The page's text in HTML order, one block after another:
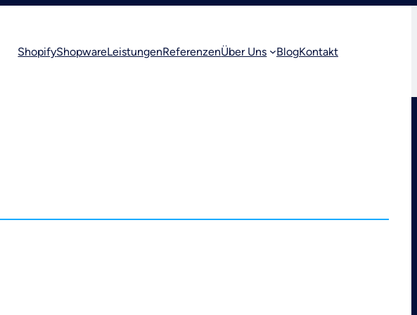
ShopifyShopwareLeistungenReferenzenÜber Uns BlogKontakt